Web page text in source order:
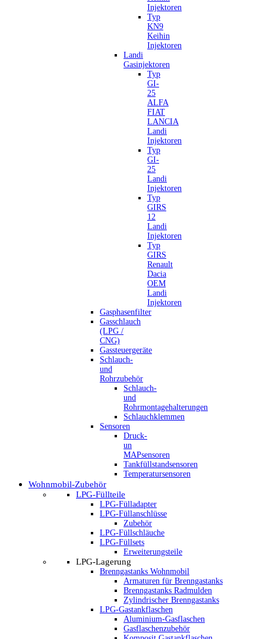
Injektoren
Typ
KN9
Keihin
Injektoren
Landi
Gasinjektoren
Typ
GI-
25
ALFA
FIAT
LANCIA
Landi
Injektoren
Typ
GI-
25
Landi
Injektoren
Typ
GIRS
12
Landi
Injektoren
Typ
GIRS
Renault
Dacia
OEM
Landi
Injektoren
Gasphasenfilter
Gasschlauch
(LPG /
CNG)
Gassteuergeräte
Schlauch-
und
Rohrzubehör
Schlauch-
und
Rohrmontagehalterungen
Schlauchklemmen
Sensoren
Druck-
un
MAPsensoren
Tankfüllstandsensoren
Temperatursensoren
Wohnmobil-Zubehör
LPG-Füllteile
LPG-Fülladapter
LPG-Füllanschlüsse
Zubehör
LPG-Füllschläuche
LPG-Füllsets
Erweiterungsteile
LPG-Lagerung
Brenngastanks Wohnmobil
Armaturen für Brenngastanks
Brenngastanks Radmulden
Zylindrischer Brenngastanks
LPG-Gastankflaschen
Aluminium-Gasflaschen
Gasflaschenzubehör